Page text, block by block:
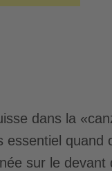
dans la
essentiel quand
sur le devant